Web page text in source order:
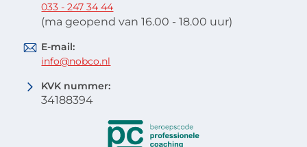
033 - 247 34 44
(ma geopend van 16.00 - 18.00 uur)
E-mail:
info@nobco.nl
KVK nummer:
34188394